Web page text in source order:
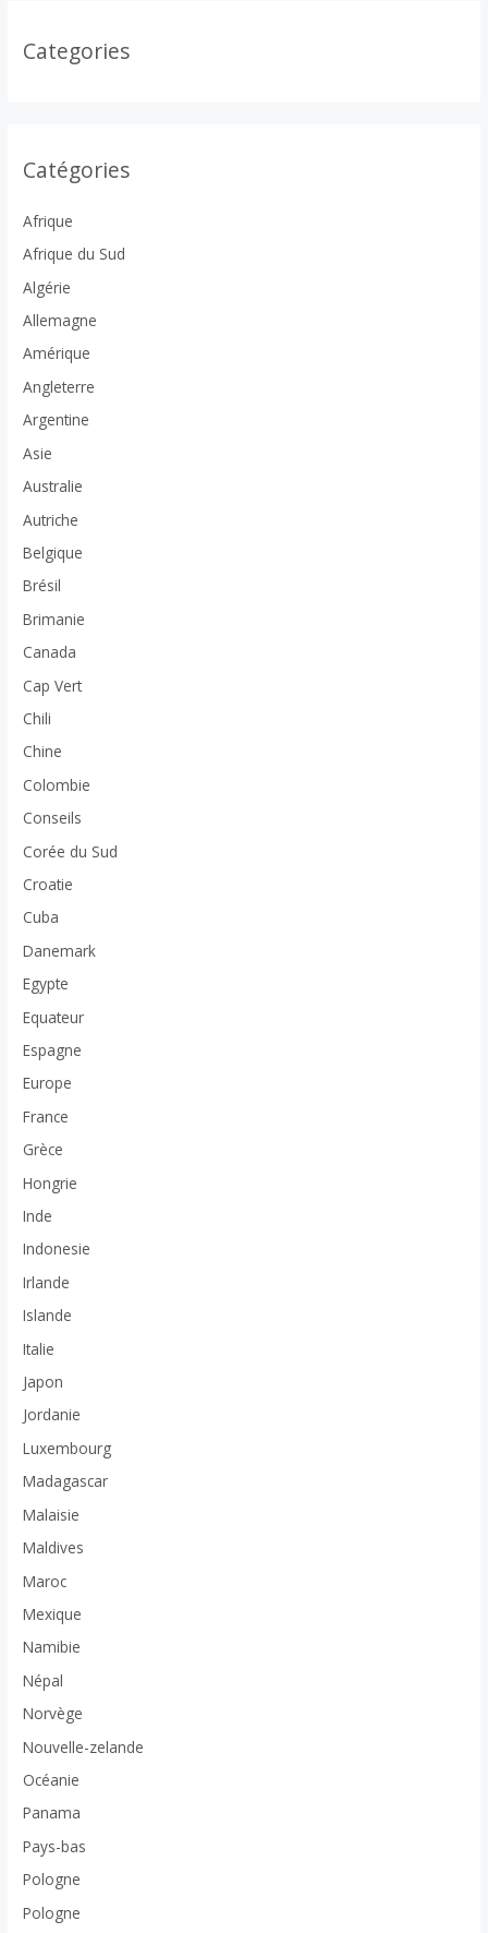
Categories
Catégories
Afrique
Afrique du Sud
Algérie
Allemagne
Amérique
Angleterre
Argentine
Asie
Australie
Autriche
Belgique
Brésil
Brimanie
Canada
Cap Vert
Chili
Chine
Colombie
Conseils
Corée du Sud
Croatie
Cuba
Danemark
Egypte
Equateur
Espagne
Europe
France
Grèce
Hongrie
Inde
Indonesie
Irlande
Islande
Italie
Japon
Jordanie
Luxembourg
Madagascar
Malaisie
Maldives
Maroc
Mexique
Namibie
Népal
Norvège
Nouvelle-zelande
Océanie
Panama
Pays-bas
Pologne
Pologne